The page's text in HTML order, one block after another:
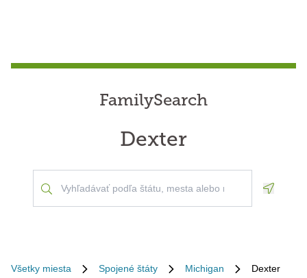
FamilySearch
Dexter
Všetky miesta Spojené štáty Michigan Dexter